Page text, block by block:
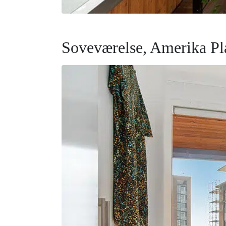
Soveværelse, Amerika